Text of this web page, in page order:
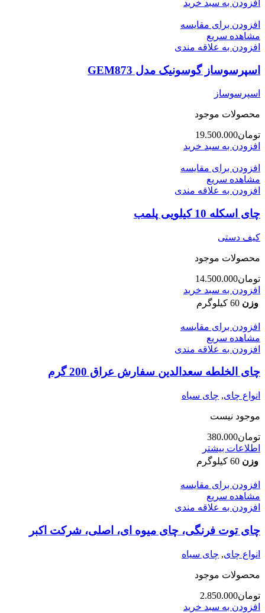
افزودن به سبد خرید
افزودن برای مقایسه
مشاهده سریع
افزودن به علاقه مندی
اسپرسوساز گوسونیک مدل GEM873
اسپرسوساز
محصولات موجود
تومان19.500.000
افزودن به سبد خرید
افزودن برای مقایسه
مشاهده سریع
افزودن به علاقه مندی
چای اسکله 10 کیلویی پلمب
کیف دستی
محصولات موجود
تومان14.500.000
افزودن به سبد خرید
وزن 60 کیلوگرم
افزودن برای مقایسه
مشاهده سریع
افزودن به علاقه مندی
چای الخلطه سعدالدین سفارش عراق 200 گرم
انواع چای, چای سیاه
موجود نیست
تومان380.000
اطلاعات بیشتر
وزن 60 کیلوگرم
افزودن برای مقایسه
مشاهده سریع
افزودن به علاقه مندی
چای توت فرنگی، چای میوه ای، اصلی، شرکت اکبر
انواع چای, چای سیاه
محصولات موجود
تومان2.850.000
افزودن به سبد خرید